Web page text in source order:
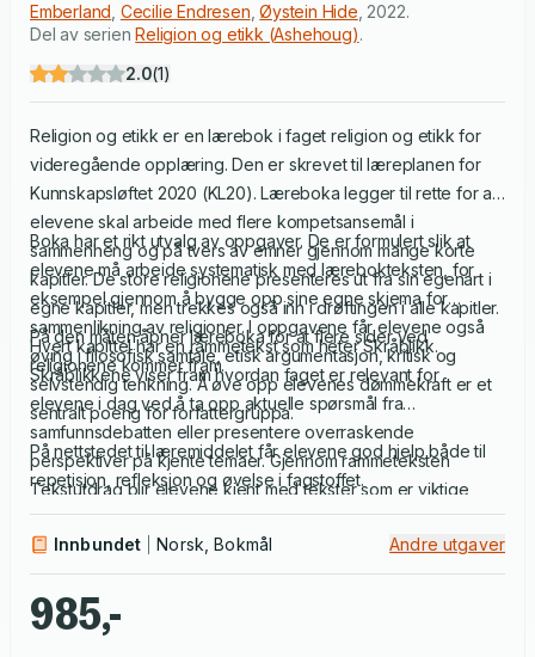
Emberland Cecilie Endresen ,Øystein Hide 2022.
Del av serienReligion og etikk (Ashehoug).
2.0(1)
Religion og etikk er en lærebok i faget religion og etikk for
videregående opplæring. Den er skrevet til læreplanen for
Kunnskapsløftet 2020 (KL20). Læreboka legger til rette for at
elevene skal arbeide med flere kompetsansemål i
sammenheng og på tvers av emner gjennom mange korte
kapitler. De store religionene presenteres ut fra sin egenart i
egne kapitler, men trekkes også inn i drøftingen i alle kapitler.
På den måten åpner læreboka for at flere sider ved
religionene kommer fram.
Boka har et rikt utvalg av oppgaver. De er formulert slik at
elevene må arbeide systematisk med lærebokteksten, for
eksempel gjennom å bygge opp sine egne skjema for
sammenlikning av religioner. I oppgavene får elevene også
øving i filosofisk samtale, etisk argumentasjon, kritisk og
selvstendig tenkning. Å øve opp elevenes dømmekraft er et
sentralt poeng for forfattergruppa.
Hvert kapittel har en rammetekst som heter Skråblikk.
Skråblikkene viser fram hvordan faget er relevant for
elevene i dag ved å ta opp aktuelle spørsmål fra
samfunnsdebatten eller presentere overraskende
perspektiver på kjente temaer. Gjennom rammeteksten
Tekstutdrag blir elevene kjent med tekster som er viktige
kilder til religiøse og filosofiske tanker og forestillinger.
På nettstedet til læremiddelet får elevene god hjelp både til
repetisjon, refleksjon og øvelse i fagstoffet.
Innbundet Norsk, Bokmål Andre utgaver
985,-